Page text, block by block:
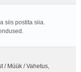
siis postita siia.
/ Müük / Vahetus,